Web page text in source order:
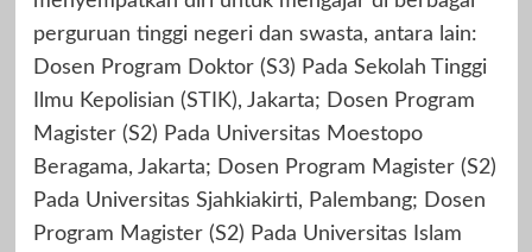
perguruan tinggi negeri dan swasta, antara lain:
Dosen Program Doktor (S3) Pada Sekolah Tinggi
Ilmu Kepolisian (STIK), Jakarta; Dosen Program
Magister (S2) Pada Universitas Moestopo
Beragama, Jakarta; Dosen Program Magister (S2)
Pada Universitas Sjahkiakirti, Palembang; Dosen
Program Magister (S2) Pada Universitas Islam